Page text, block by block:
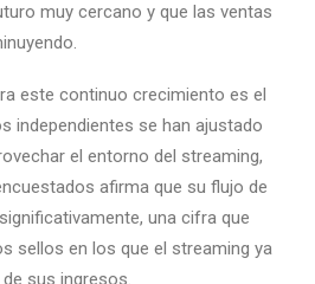
muy cercano y que las ventas
este continuo crecimiento es el
independientes se han ajustado
el entorno del streaming,
afirma que su flujo de
una cifra que
sellos en los que el streaming ya
sus ingresos.